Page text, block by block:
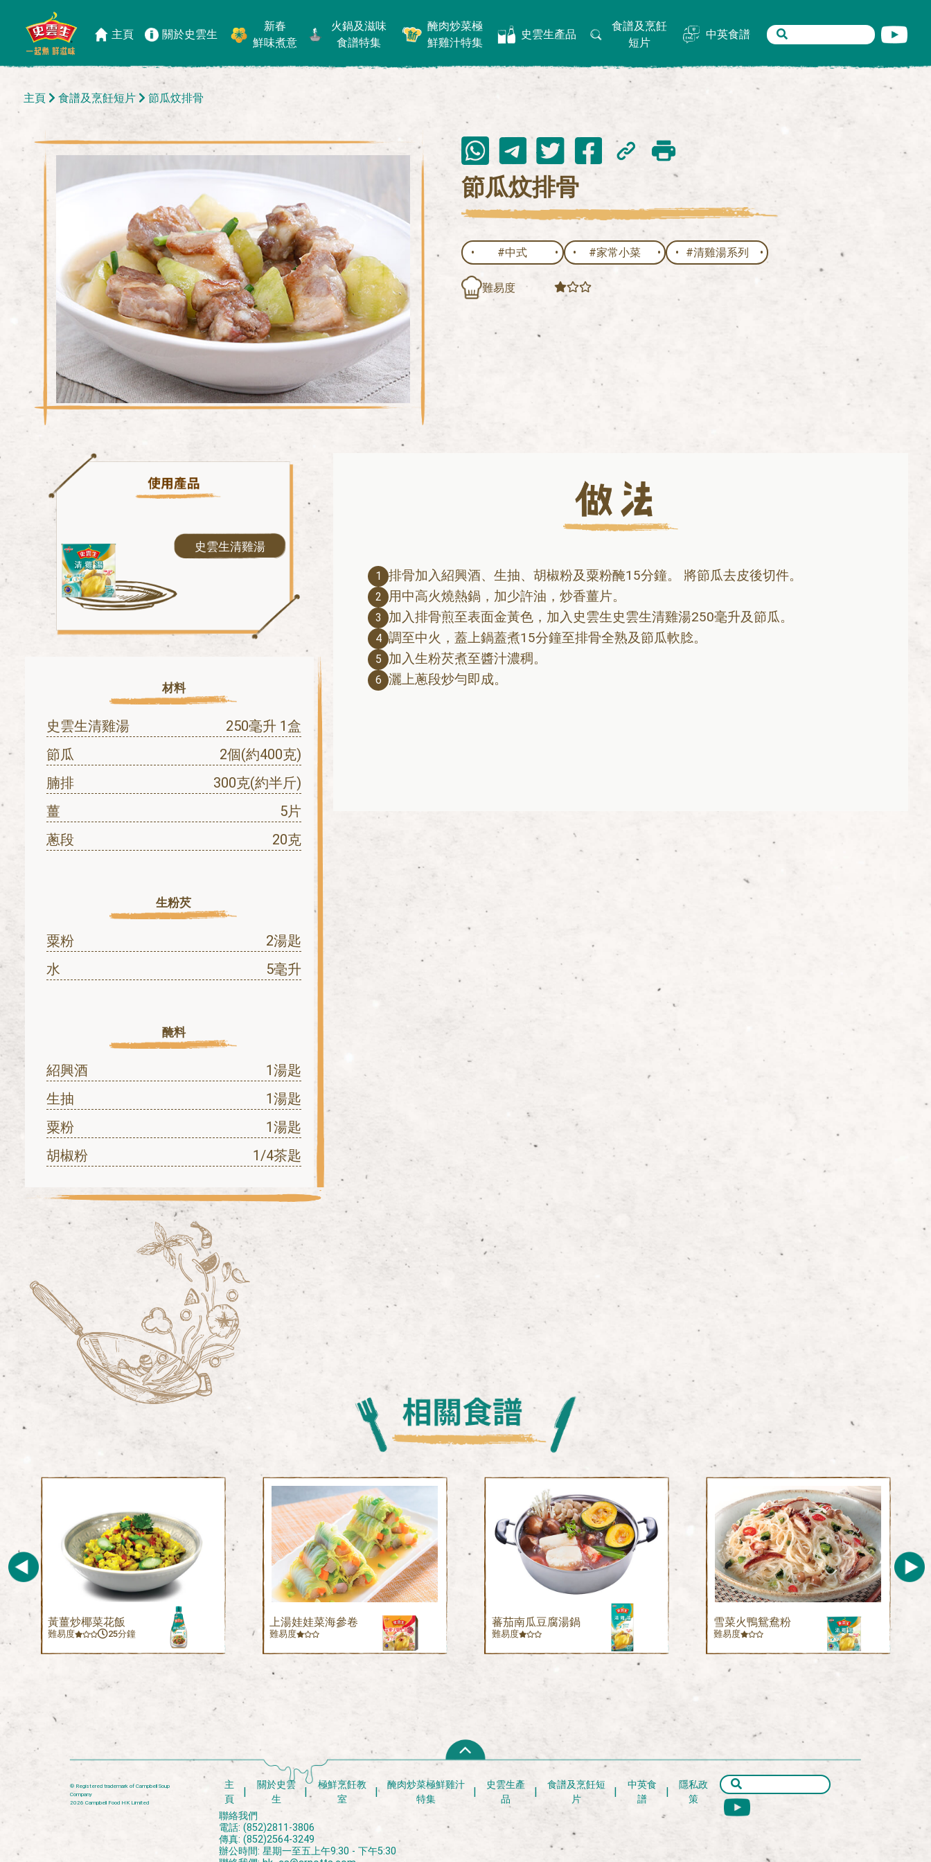
主頁 關於史雲生
新春
鮮味煮意
火鍋及滋味
食譜特集
醃肉炒菜極
鮮雞汁特集
史雲生產品
食譜及烹飪
短片
中英食譜
主頁 食譜及烹飪短片 節瓜炆排骨
節瓜炆排骨
#中式 #家常小菜 #清雞湯系列
難易度
史雲生清雞湯
材料
史雲生清雞湯
250毫升 1盒
節瓜
2個(約400克)
腩排
300克(約半斤)
薑
5片
蔥段
20克
生粉芡
粟粉
2湯匙
水
5毫升
醃料
紹興酒
1湯匙
生抽
1湯匙
粟粉
1湯匙
胡椒粉
1/4茶匙
1 排骨加入紹興酒、生抽、胡椒粉及粟粉醃15分鐘。 將節瓜去皮後切件。
2 用中高火燒熱鍋，加少許油，炒香薑片。
3 加入排骨煎至表面金黃色，加入史雲生史雲生清雞湯250毫升及節瓜。
4 調至中火，蓋上鍋蓋煮15分鐘至排骨全熟及節瓜軟腍。
5 加入生粉芡煮至醬汁濃稠。
6 灑上蔥段炒勻即成。
黃薑炒椰菜花飯
難易度 25分鐘
上湯娃娃菜海參卷
難易度
蕃茄南瓜豆腐湯鍋
難易度
雪菜火鴨鴛鴦粉
難易度
® Registered trademark of Campbell Soup
Company
2026 Campbell Food HK Limited
主
頁
關於史雲
生
極鮮烹飪教
室
醃肉炒菜極鮮雞汁
特集
史雲生產
品
食譜及烹飪短
片
中英食
譜
隱私政
策
聯絡我們
電話: (852)2811-3806
傳真: (852)2564-3249
辦公時間: 星期一至五上午9:30 - 下午5:30